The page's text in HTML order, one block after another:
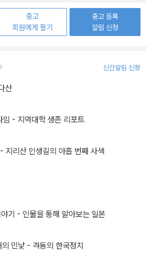
중고
회원에게 팔기
중고 등록
알림 신청
신간알림 신청
산
임 - 지역대학 생존 리포트
지리산 인생길의 아홉 번째 사색
기 - 인물을 통해 알아보는 일본
민낯 - 격동의 한국정치